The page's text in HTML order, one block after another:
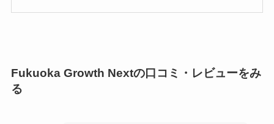
Fukuoka Growth Nextの口コミ・レビューをみ
る